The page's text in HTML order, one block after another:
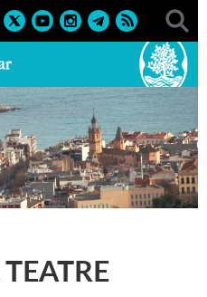
> 1r semestre Teatre